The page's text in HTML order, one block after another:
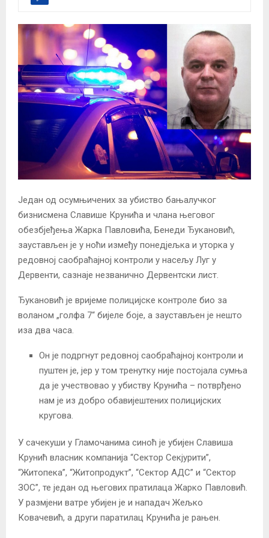
Један од осумњичених за убиство бањалучког
бизнисмена Славише Крунића и члана његовог
обезбјеђења Жарка Павловића, Бенеди Ђукановић,
заустављен је у ноћи између понедјељка и уторка у
редовној саобраћајној контроли у насељу Луг у
Дервенти, сазнаје незванично Дервентски лист.
Ђукановић је вријеме полицијске контроле био за
воланом „голфа 7“ бијеле боје, а заустављен је нешто
иза два часа.
Он је подргнут редовној саобраћајној контроли и
пуштен је, јер у том тренутку није постојала сумња
да је учествовао у убиству Крунића – потврђено
нам је из добро обавијештених полицијских
кругова.
У сачекуши у Гламочанима синоћ је убијен Славиша
Крунић власник компанија “Сектор Секјурити”,
“Житопека”, “Житопродукт”, “Сектор АДС” и “Сектор
ЗОС”, те један од његових пратилаца Жарко Павловић.
У размјени ватре убијен је и нападач Жељко
Ковачевић, а други паратилац Крунића је рањен.